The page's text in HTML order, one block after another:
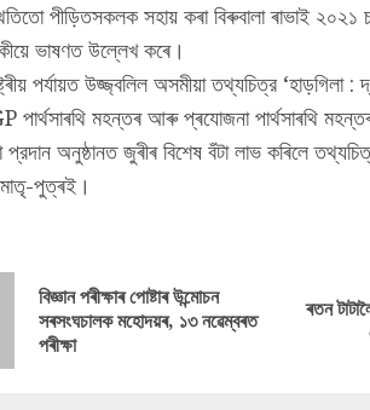
পীড়িতসকলক সহায় কৰা বিৰুবালা ৰাভাই ২০২১
ভাষণত উল্লেখ কৰে।
পৰ্যায়ত উজ্জ্বলিল অসমীয়া তথ্যচিত্র ‘হাড়গিলা :
পাৰ্থসাৰথি মহন্তৰ আৰু প্ৰযোজনা পাৰ্থসাৰথি
প্রদান অনুষ্ঠানত জুৰীৰ বিশেষ বঁটা লাভ কৰিলে
পুত্ৰই।
Previous
বিজ্ঞান পৰীক্ষাৰ পোষ্টাৰ উন্মোচন
সৰসংঘচালক মহোদয়ৰ, ১৩ নৱেম্বৰত
পৰীক্ষা
Next
ৰতন